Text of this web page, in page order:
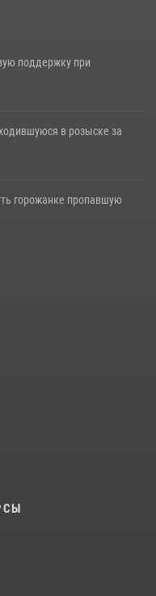
поддержку при
в розыске за
горожанке пропавшую